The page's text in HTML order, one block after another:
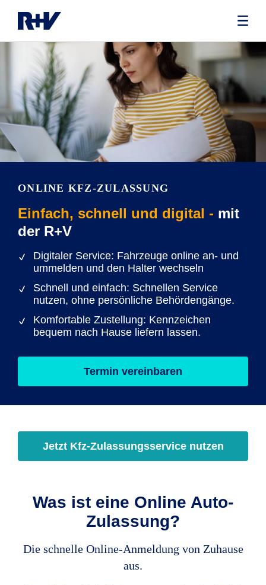
ONLINE KFZ-ZULASSUNG
Einfach, schnell und digital - mit
der R+V
Digitaler Service: Fahrzeuge online an- und
ummelden und den Halter wechseln
Schnell und einfach: Schnellen Service
nutzen, ohne persönliche Behördengänge.
Komfortable Zustellung: Kennzeichen
bequem nach Hause liefern lassen.
Termin vereinbaren
Jetzt Kfz-Zulassungsservice nutzen
Was ist eine Online Auto-
Zulassung?
Die schnelle Online-Anmeldung von Zuhause
aus.